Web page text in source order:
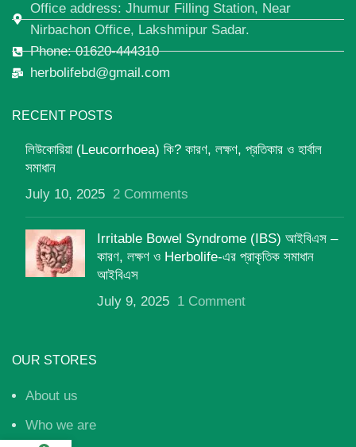
Office address: Jhumur Filling Station, Near
Nirbachon Office, Lakshmipur Sadar.
Phone: 01620-444310
herbolifebd@gmail.com
RECENT POSTS
লিউকোরিয়া (Leucorrhoea) কি? কারণ, লক্ষণ, প্রতিকার ও হার্বাল
সমাধান
July 10, 2025 2 Comments
Irritable Bowel Syndrome (IBS) আইবিএস –
কারণ, লক্ষণ ও Herbolife-এর প্রাকৃতিক সমাধান
আইবিএস
July 9, 2025 1 Comment
OUR STORES
About us
Who we are